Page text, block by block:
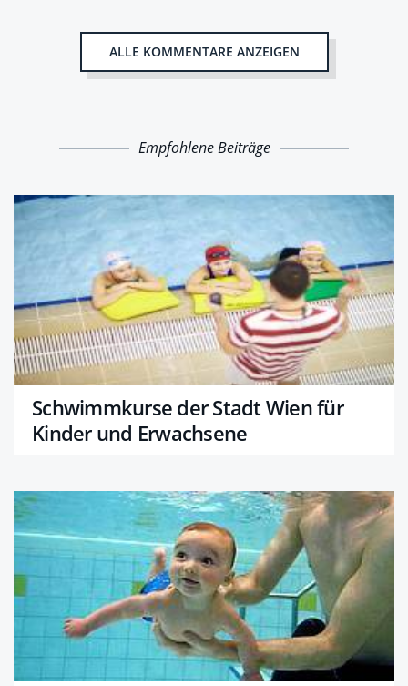
ALLE KOMMENTARE ANZEIGEN
Empfohlene Beiträge
Schwimmkurse der Stadt Wien für
Kinder und Erwachsene